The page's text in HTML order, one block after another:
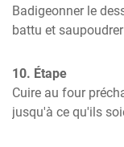
Badigeonner le
battu et
10. Étape
Cuire au four
jusqu'à ce qu'ils